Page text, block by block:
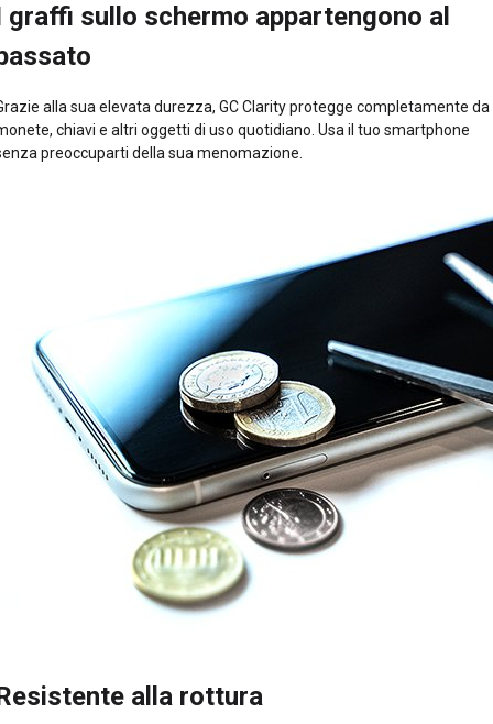
graffi sullo schermo appartengono al
alla sua elevata durezza, GC Clarity protegge completamente da
chiavi e altri oggetti di uso quotidiano. Usa il tuo smartphone
preoccuparti della sua menomazione.
alla rottura